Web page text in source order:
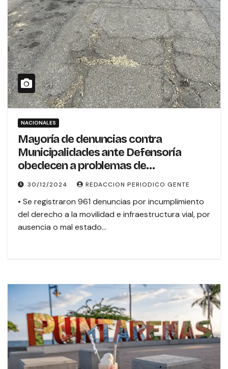
NACIONALES
Mayoría de denuncias contra
Municipalidades ante Defensoría
obedecen a problemas de
infraestructura y servicios
30/12/2024 REDACCION PERIODICO GENTE
• Se registraron 961 denuncias por incumplimiento
del derecho a la movilidad e infraestructura vial, por
ausencia o mal estado…